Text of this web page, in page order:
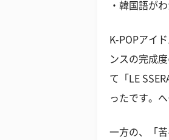
・韓国語が
K-POPアイ
ンスの完成
て「LE
ったです。
一方の、「